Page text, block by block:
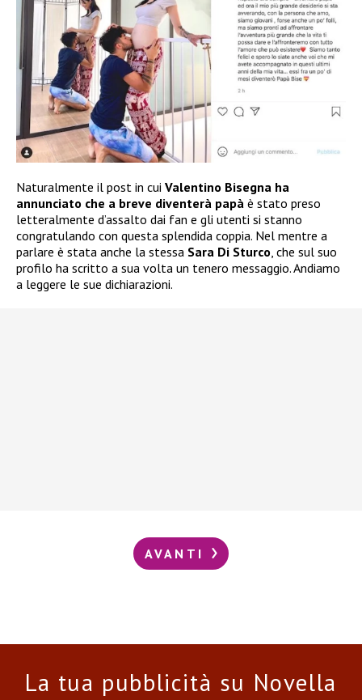
Naturalmente il post in cui Valentino Bisegna ha
annunciato che a breve diventerà papà è stato preso
letteralmente d’assalto dai fan e gli utenti si stanno
congratulando con questa splendida coppia. Nel mentre a
parlare è stata anche la stessa Sara Di Sturco , che sul suo
profilo ha scritto a sua volta un tenero messaggio. Andiamo
a leggere le sue dichiarazioni.
AVANTI
La tua pubblicità su Novella